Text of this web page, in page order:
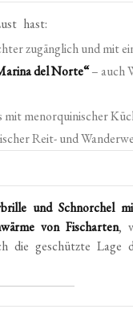
hast:
zugänglich und mit
del Norte“– auch
menorquinischer
Reit- und
und Schnorchel
von Fischarten,
die geschützte Lage